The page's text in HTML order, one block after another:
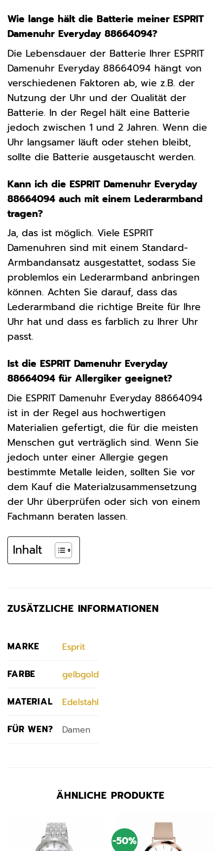
Wie lange hält die Batterie meiner ESPRIT
Damenuhr Everyday 88664094?
Die Lebensdauer der Batterie Ihrer ESPRIT
Damenuhr Everyday 88664094 hängt von
verschiedenen Faktoren ab, wie z.B. der
Nutzung der Uhr und der Qualität der
Batterie. In der Regel hält eine Batterie
jedoch zwischen 1 und 2 Jahren. Wenn die
Uhr langsamer läuft oder stehen bleibt,
sollte die Batterie ausgetauscht werden.
Kann ich die ESPRIT Damenuhr Everyday
88664094 auch mit einem Lederarmband
tragen?
Ja, das ist möglich. Viele ESPRIT
Damenuhren sind mit einem Standard-
Armbandansatz ausgestattet, sodass Sie
problemlos ein Lederarmband anbringen
können. Achten Sie darauf, dass das
Lederarmband die richtige Breite für Ihre
Uhr hat und dass es farblich zu Ihrer Uhr
passt.
Ist die ESPRIT Damenuhr Everyday
88664094 für Allergiker geeignet?
Die ESPRIT Damenuhr Everyday 88664094
ist in der Regel aus hochwertigen
Materialien gefertigt, die für die meisten
Menschen gut verträglich sind. Wenn Sie
jedoch unter einer Allergie gegen
bestimmte Metalle leiden, sollten Sie vor
dem Kauf die Materialzusammensetzung
der Uhr überprüfen oder sich von einem
Fachmann beraten lassen.
Inhalt
ZUSÄTZLICHE INFORMATIONEN
MARKE Esprit
FARBE gelbgold
MATERIAL Edelstahl
FÜR WEN? Damen
ÄHNLICHE PRODUKTE
-50%